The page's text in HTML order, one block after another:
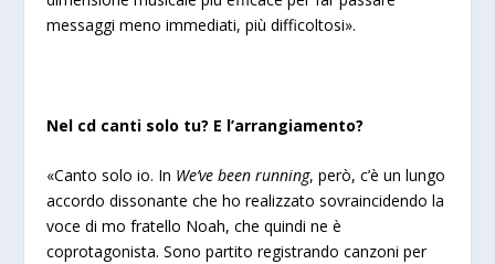
messaggi meno immediati, più difficoltosi».
Nel cd canti solo tu? E l’arrangiamento?
«Canto solo io. In We’ve been running, però, c’è un lungo
accordo dissonante che ho realizzato sovraincidendo la
voce di mo fratello Noah, che quindi ne è
coprotagonista. Sono partito registrando canzoni per